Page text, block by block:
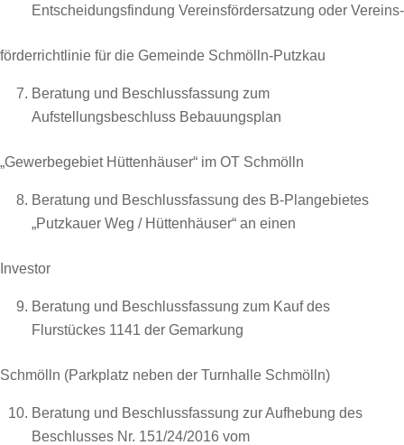
Entscheidungsfindung Vereinsfördersatzung oder Vereins-
förderrichtlinie für die Gemeinde Schmölln-Putzkau
Beratung und Beschlussfassung zum
Aufstellungsbeschluss Bebauungsplan
„Gewerbegebiet Hüttenhäuser“ im OT Schmölln
Beratung und Beschlussfassung des B-Plangebietes
„Putzkauer Weg / Hüttenhäuser“ an einen
Investor
Beratung und Beschlussfassung zum Kauf des
Flurstückes 1141 der Gemarkung
Schmölln (Parkplatz neben der Turnhalle Schmölln)
Beratung und Beschlussfassung zur Aufhebung des
Beschlusses Nr. 151/24/2016 vom